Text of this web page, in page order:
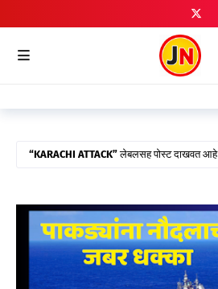
KARACHI ATTACK लेबलसह पोस्ट दाखवत आहे